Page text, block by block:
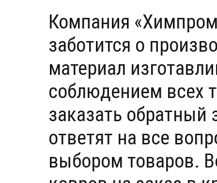
Компания
заботится о
материал
соблюдением всех
заказать
ответят на все
выбором товаров.